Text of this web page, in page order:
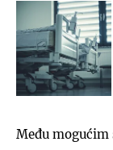
Među mogućim